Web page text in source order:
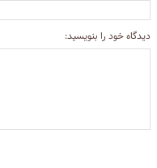
دیدگاه خود را بنویسید: